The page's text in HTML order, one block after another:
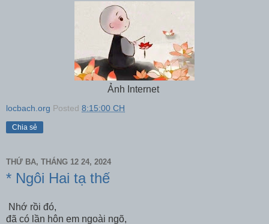
Ảnh Internet
locbach.org Posted 8:15:00 CH
Chia sẻ
THỨ BA, THÁNG 12 24, 2024
* Ngôi Hai tạ thế
Nhớ rồi đó,
đã có lần hôn em ngoài ngõ,